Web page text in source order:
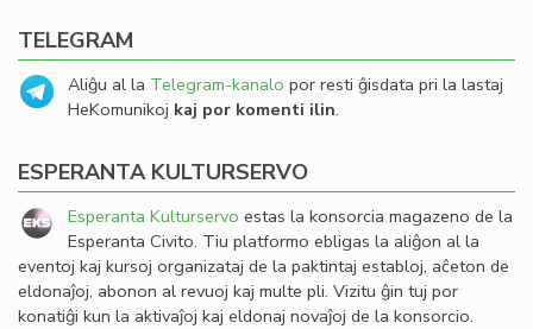
TELEGRAM
Aliĝu al la Telegram-kanalo por resti ĝisdata pri la lastaj
HeKomunikoj kaj por komenti ilin.
ESPERANTA KULTURSERVO
Esperanta Kulturservo estas la konsorcia magazeno de la
Esperanta Civito. Tiu platformo ebligas la aliĝon al la
eventoj kaj kursoj organizataj de la paktintaj establoj, aĉeton de
eldonaĵoj, abonon al revuoj kaj multe pli. Vizitu ĝin tuj por
konatiĝi kun la aktivaĵoj kaj eldonaj novaĵoj de la konsorcio.